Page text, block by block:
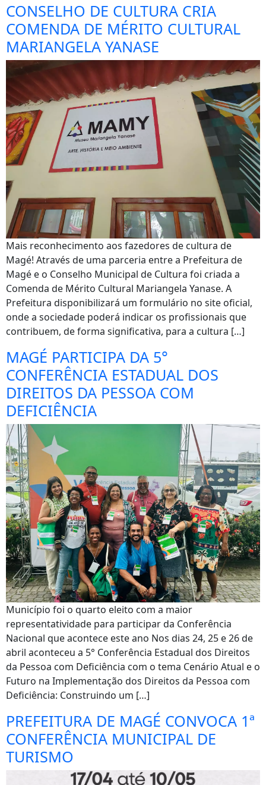
CONSELHO DE CULTURA CRIA
COMENDA DE MÉRITO CULTURAL
MARIANGELA YANASE
Mais reconhecimento aos fazedores de cultura de
Magé! Através de uma parceria entre a Prefeitura de
Magé e o Conselho Municipal de Cultura foi criada a
Comenda de Mérito Cultural Mariangela Yanase. A
Prefeitura disponibilizará um formulário no site oficial,
onde a sociedade poderá indicar os profissionais que
contribuem, de forma significativa, para a cultura […]
MAGÉ PARTICIPA DA 5°
CONFERÊNCIA ESTADUAL DOS
DIREITOS DA PESSOA COM
DEFICIÊNCIA
Município foi o quarto eleito com a maior
representatividade para participar da Conferência
Nacional que acontece este ano Nos dias 24, 25 e 26 de
abril aconteceu a 5° Conferência Estadual dos Direitos
da Pessoa com Deficiência com o tema Cenário Atual e o
Futuro na Implementação dos Direitos da Pessoa com
Deficiência: Construindo um […]
PREFEITURA DE MAGÉ CONVOCA 1ª
CONFERÊNCIA MUNICIPAL DE
TURISMO